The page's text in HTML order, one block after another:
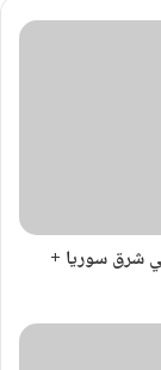
شرق سوريا +